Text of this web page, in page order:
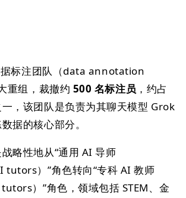
标注团队（data annotation
重组，裁撤约 500 名标注员 ，约占
，该团队是负责为其聊天模型 Grok
据的核心部分。
略性地从“通用 AI 导师
tutors）”角色转向“专科 AI 教师
）”角色，领域包括 STEM、金